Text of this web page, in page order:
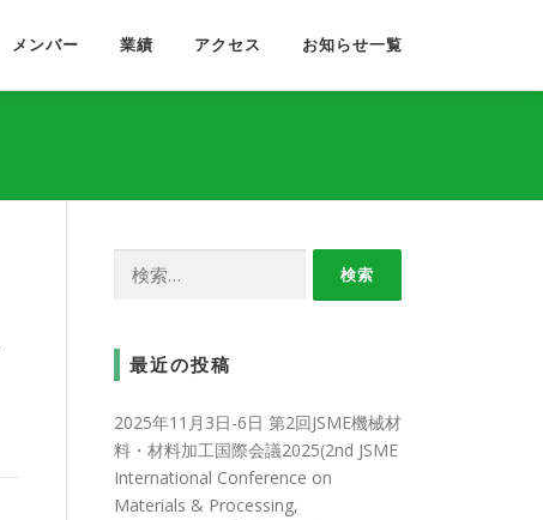
メンバー 業績 アクセス お知らせ一覧
最近の投稿
2025年11月3日-6日 第2回JSME機械材
料・材料加工国際会議2025(2nd JSME
International Conference on
Materials & Processing,